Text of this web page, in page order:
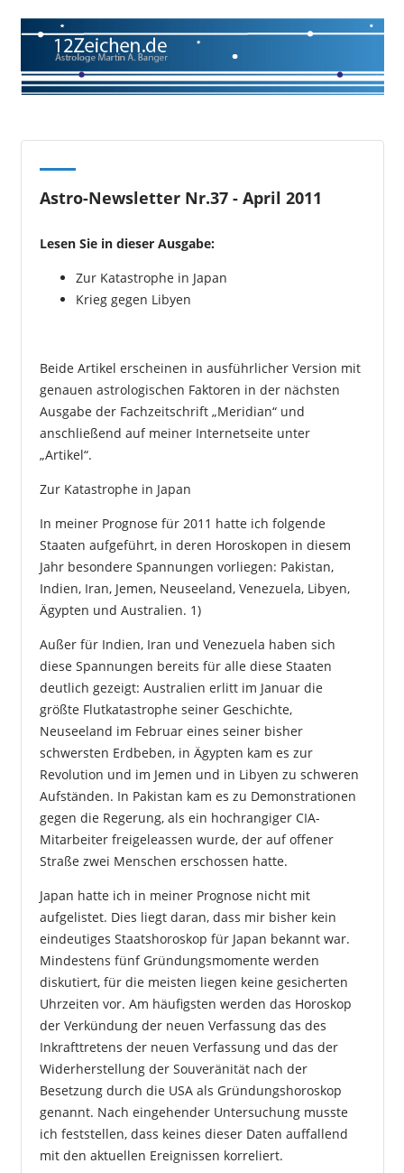
Astro-Newsletter Nr.37 - April 2011
Lesen Sie in dieser Ausgabe:
Zur Katastrophe in Japan
Krieg gegen Libyen
Beide Artikel erscheinen in ausführlicher Version mit
genauen astrologischen Faktoren in der nächsten
Ausgabe der Fachzeitschrift „Meridian“ und
anschließend auf meiner Internetseite unter
„Artikel“.
Zur Katastrophe in Japan
In meiner Prognose für 2011 hatte ich folgende
Staaten aufgeführt, in deren Horoskopen in diesem
Jahr besondere Spannungen vorliegen: Pakistan,
Indien, Iran, Jemen, Neuseeland, Venezuela, Libyen,
Ägypten und Australien. 1)
Außer für Indien, Iran und Venezuela haben sich
diese Spannungen bereits für alle diese Staaten
deutlich gezeigt: Australien erlitt im Januar die
größte Flutkatastrophe seiner Geschichte,
Neuseeland im Februar eines seiner bisher
schwersten Erdbeben, in Ägypten kam es zur
Revolution und im Jemen und in Libyen zu schweren
Aufständen. In Pakistan kam es zu Demonstrationen
gegen die Regerung, als ein hochrangiger CIA-
Mitarbeiter freigeleassen wurde, der auf offener
Straße zwei Menschen erschossen hatte.
Japan hatte ich in meiner Prognose nicht mit
aufgelistet. Dies liegt daran, dass mir bisher kein
eindeutiges Staatshoroskop für Japan bekannt war.
Mindestens fünf Gründungsmomente werden
diskutiert, für die meisten liegen keine gesicherten
Uhrzeiten vor. Am häufigsten werden das Horoskop
der Verkündung der neuen Verfassung das des
Inkrafttretens der neuen Verfassung und das der
Widerherstellung der Souveränität nach der
Besetzung durch die USA als Gründungshoroskop
genannt. Nach eingehender Untersuchung musste
ich feststellen, dass keines dieser Daten auffallend
mit den aktuellen Ereignissen korreliert.